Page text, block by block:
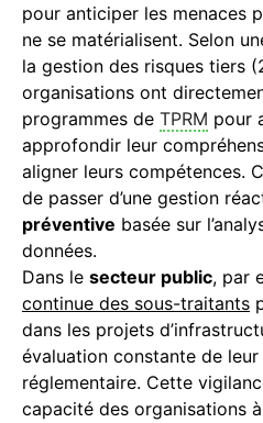
pour anticiper les menaces
ne se matérialisent. Selon
la gestion des risques tiers
organisations ont
programmes de TPRM pour
approfondir leur
aligner leurs compétences.
de passer d’une gestion
préventive basée sur
données.
Dans le secteur public, par
continue des sous-traitants
dans les projets
évaluation constante de
réglementaire. Cette
capacité des organisations